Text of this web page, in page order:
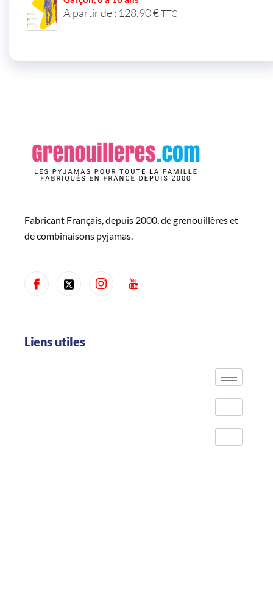
A partir de : 128,90€TTC
Fabricant Français, depuis 2000, de grenouillères et
de combinaisons pyjamas.
Liens utiles